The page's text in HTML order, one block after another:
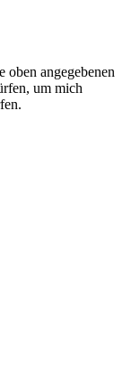
oben angegebenen
um mich